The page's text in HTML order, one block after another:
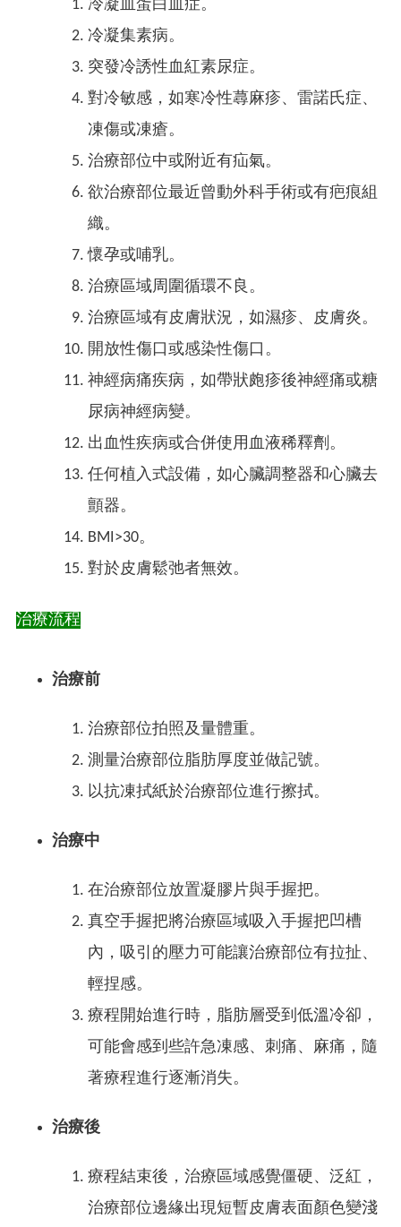
冷凝血蛋白血症。
冷凝集素病。
突發冷誘性血紅素尿症。
對冷敏感，如寒冷性蕁麻疹、雷諾氏症、
凍傷或凍瘡。
治療部位中或附近有疝氣。
欲治療部位最近曾動外科手術或有疤痕組
織。
懷孕或哺乳。
治療區域周圍循環不良。
治療區域有皮膚狀況，如濕疹、皮膚炎。
開放性傷口或感染性傷口。
神經病痛疾病，如帶狀皰疹後神經痛或糖
尿病神經病變。
出血性疾病或合併使用血液稀釋劑。
任何植入式設備，如心臟調整器和心臟去
顫器。
BMI>30。
對於皮膚鬆弛者無效。
治療流程
治療前
治療部位拍照及量體重。
測量治療部位脂肪厚度並做記號。
以抗凍拭紙於治療部位進行擦拭。
治療中
在治療部位放置凝膠片與手握把。
真空手握把將治療區域吸入手握把凹槽
內，吸引的壓力可能讓治療部位有拉扯、
輕捏感。
療程開始進行時，脂肪層受到低溫冷卻，
可能會感到些許急凍感、刺痛、麻痛，隨
著療程進行逐漸消失。
治療後
療程結束後，治療區域感覺僵硬、泛紅，
治療部位邊緣出現短暫皮膚表面顏色變淺